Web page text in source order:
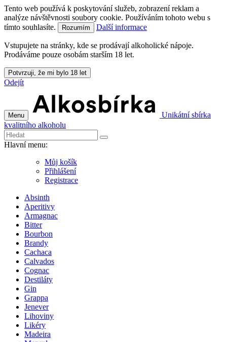
Tento web používá k poskytování služeb, zobrazení reklam a
analýze návštěvnosti soubory cookie. Používáním tohoto webu s
tímto souhlasíte.
Rozumím Další informace
Vstupujete na stránky, kde se prodávají alkoholické nápoje.
Prodáváme pouze osobám starším 18 let.
Potvrzuji, že mi bylo 18 let
Odejít
Menu
Unikátní sbírka
kvalitního alkoholu
Hlavní menu:
Můj košík
Přihlášení
Registrace
Absinth
Aperitivy
Armagnac
Bitter
Bourbon
Brandy
Cachaca
Calvados
Cognac
Destiláty
Gin
Grappa
Jenever
Lihoviny
Likéry
Madeira